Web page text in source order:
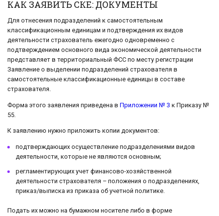
КАК ЗАЯВИТЬ СКЕ: ДОКУМЕНТЫ
Для отнесения подразделений к самостоятельным
классификационным единицам и подтверждения их видов
деятельности страхователь ежегодно одновременно с
подтверждением основного вида экономической деятельности
представляет в территориальный ФСС по месту регистрации
Заявление о выделении подразделений страхователя в
самостоятельные классификационные единицы в составе
страхователя.
Форма этого заявления приведена в Приложении № 3 к Приказу №
55.
К заявлению нужно приложить копии документов:
подтверждающих осуществление подразделениями видов
деятельности, которые не являются основным;
регламентирующих учет финансово-хозяйственной
деятельности страхователя – положения о подразделениях,
приказ/выписка из приказа об учетной политике.
Подать их можно на бумажном носителе либо в форме